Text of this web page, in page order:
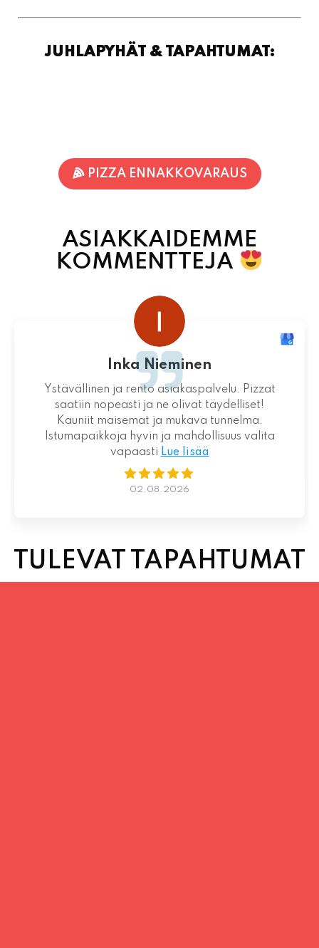
JUHLAPYHÄT & TAPAHTUMAT:
PIZZA ENNAKKOVARAUS
ASIAKKAIDEMME
KOMMENTTEJA
Inka Nieminen
Ystävällinen ja rento asiakaspalvelu. Pizzat
saatiin nopeasti ja ne olivat täydelliset!
Kauniit maisemat ja mukava tunnelma.
Istumapaikkoja hyvin ja mahdollisuus valita
vapaasti Lue lisää
02.08.2026
TULEVAT TAPAHTUMAT